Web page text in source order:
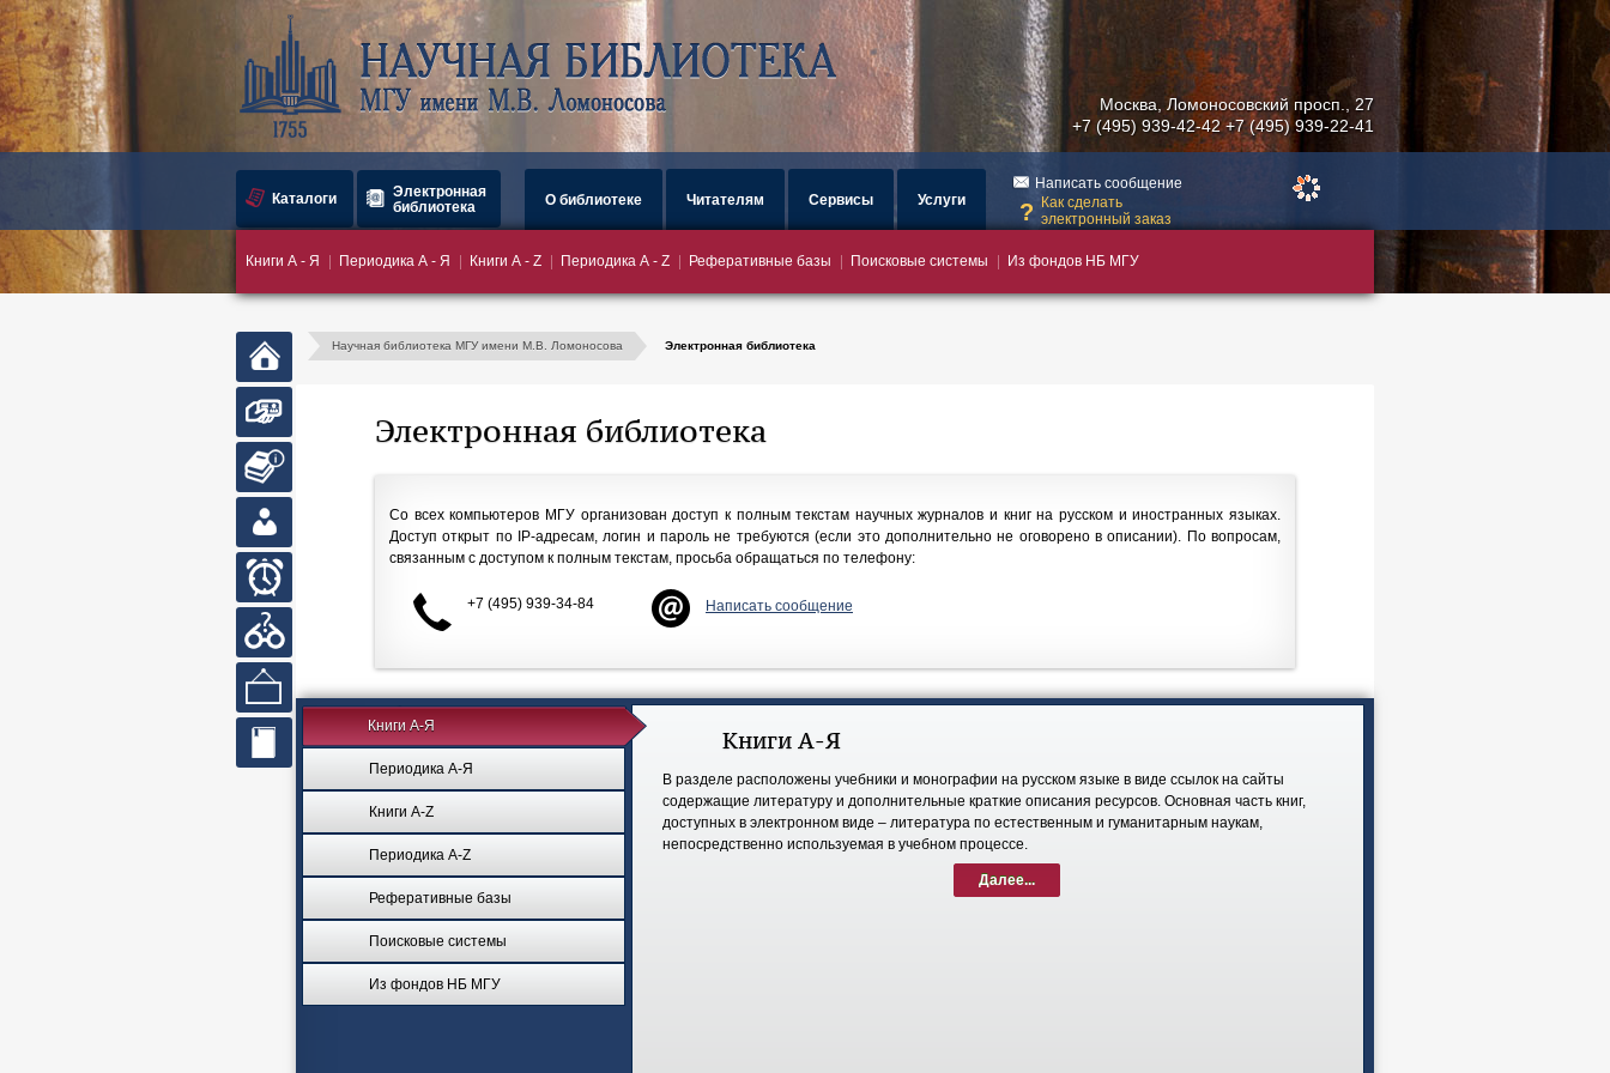
Москва ,Ломоносовский просп., 27
+7 (495) 939-42-42 +7 (495) 939-22-41
Главная
Выставки
Сайты
Каталоги
Электронная
библиотека
Книги А - Я Периодика А - Я Книги А - Z Периодика А - Z Реферативные базы Поисковые системы Из фондов НБ МГУ
О библиотеке Читателям Сервисы Услуги
Написать сообщение
Как сделать
электронный заказ
загрузка
Научная библиотека МГУ имени М.В. Ломоносова Электронная библиотека
Электронная библиотека
Со всех компьютеров МГУ организован доступ к полным текстам научных журналов и книг на русском и иностранных языках.
Доступ открыт по IP-адресам, логин и пароль не требуются (если это дополнительно не оговорено в описании). По вопросам,
связанным с доступом к полным текстам, просьба обращаться по телефону:
+7 (495) 939-34-84 Написать сообщение
Книги А-Я
Периодика А-Я
Книги A-Z
Периодика A-Z
Реферативные базы
Поисковые системы
Из фондов НБ МГУ
Книги А-Я
В разделе расположены учебники и монографии на русском языке в виде ссылок на сайты
содержащие литературу и дополнительные краткие описания ресурсов. Основная часть книг,
доступных в электронном виде – литература по естественным и гуманитарным наукам,
непосредственно используемая в учебном процессе.
Далее...